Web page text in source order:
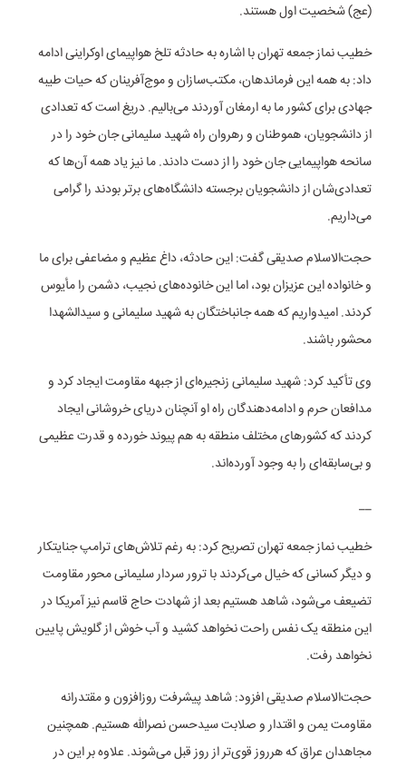
(عج) شخصیت اول هستند.
خطیب نماز جمعه تهران با اشاره به حادثه تلخ هواپیمای اوکراینی ادامه
داد: به همه این فرماندهان، مکتب‌سازان و موج‌آفرینان که حیات طیبه
جهادی برای کشور ما به ارمغان آوردند می‌بالیم. دریغ است که تعدادی
از دانشجویان، هموطنان و رهروان راه شهید سلیمانی جان خود را در
سانحه هواپیمایی جان خود را از دست دادند. ما نیز یاد همه آن‌ها که
تعدادی‌شان از دانشجویان برجسته دانشگاه‌های برتر بودند را گرامی
می‌داریم.
حجت‌الاسلام صدیقی گفت: این حادثه، داغ عظیم و مضاعفی برای ما
و خانواده این عزیزان بود، اما این خانوده‌های نجیب، دشمن را مأیوس
کردند. امیدواریم که همه جانباختگان به شهید سلیمانی و سیدالشهدا
محشور باشند.
وی تأکید کرد: شهید سلیمانی زنجیره‌ای از جبهه مقاومت ایجاد کرد و
مدافعان حرم و ادامه‌دهندگان راه او آنچنان دریای خروشانی ایجاد
کردند که کشورهای مختلف منطقه به هم پیوند خورده و قدرت عظیمی
و بی‌سابقه‌ای را به وجود آورده‌اند.
__
خطیب نماز جمعه تهران تصریح کرد: به رغم تلاش‌های ترامپ جنایتکار
و دیگر کسانی که خیال می‌کردند با ترور سردار سلیمانی محور مقاومت
تضیعف می‌شود، شاهد هستیم بعد از شهادت حاج قاسم نیز آمریکا در
این منطقه یک نفس راحت نخواهد کشید و آب خوش از گلویش پایین
نخواهد رفت.
حجت‌الاسلام صدیقی افزود: شاهد پیشرفت روزافزون و مقتدرانه
مقاومت یمن و اقتدار و صلابت سیدحسن نصرالله هستیم. همچنین
مجاهدان عراق که هرروز قوی‌تر از روز قبل می‌شوند. علاوه بر این در